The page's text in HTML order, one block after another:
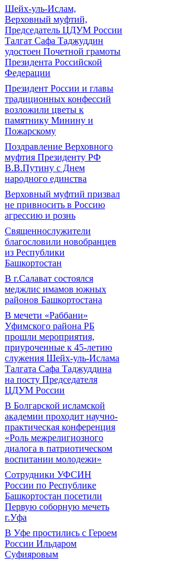
Шейх-уль-Ислам,
Верховный муфтий,
Председатель ЦДУМ России
Талгат Сафа Таджуддин
удостоен Почетной грамоты
Президента Российской
Федерации
Президент России и главы
традиционных конфессий
возложили цветы к
памятнику Минину и
Пожарскому
Поздравление Верховного
муфтия Президенту РФ
В.В.Путину с Днем
народного единства
Верховный муфтий призвал
не привносить в Россию
агрессию и рознь
Священнослужители
благословили новобранцев
из Республики
Башкортостан
В г.Салават состоялся
меджлис имамов южных
районов Башкортостана
В мечети «Раббани»
Уфимского района РБ
прошли мероприятия,
приуроченные к 45-летию
служения Шейх-уль-Ислама
Талгата Сафа Таджуддина
на посту Председателя
ЦДУМ России
В Болгарской исламской
академии проходит научно-
практическая конференция
«Роль межрелигиозного
диалога в патриотическом
воспитании молодежи»
Сотрудники УФСИН
России по Республике
Башкортостан посетили
Первую соборную мечеть
г.Уфа
В Уфе простились с Героем
России Ильдаром
Суфияровым